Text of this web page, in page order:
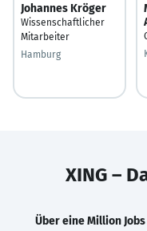
Johannes Kröger
Wissenschaftlicher
Mitarbeiter
Hamburg
XING –
Über eine Million Jobs